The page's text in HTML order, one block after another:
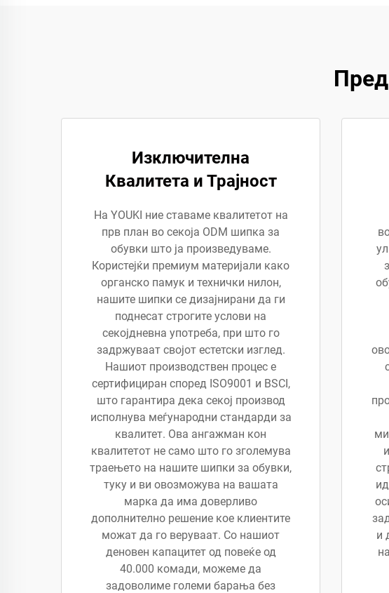
Изключителна
Квалитета и Трајност
На YOUKI ние ставаме квалитетот на
прв план во секоја ODM шипка за
обувки што ја произведуваме.
Користејќи премиум материјали како
органско памук и технички нилон,
нашите шипки се дизајнирани да ги
поднесат строгите услови на
секојдневна употреба, при што го
задржуваат својот естетски изглед.
Нашиот производствен процес е
сертифициран според ISO9001 и BSCI,
што гарантира дека секој производ
исполнува меѓународни стандарди за
квалитет. Ова ангажман кон
квалитетот не само што го зголемува
траењето на нашите шипки за обувки,
туку и ви овозможува на вашата
марка да има доверливо
дополнително решение кое клиентите
можат да го веруваат. Со нашиот
деновен капацитет од повеќе од
40.000 комади, можеме да
задоволиме големи барања без
и